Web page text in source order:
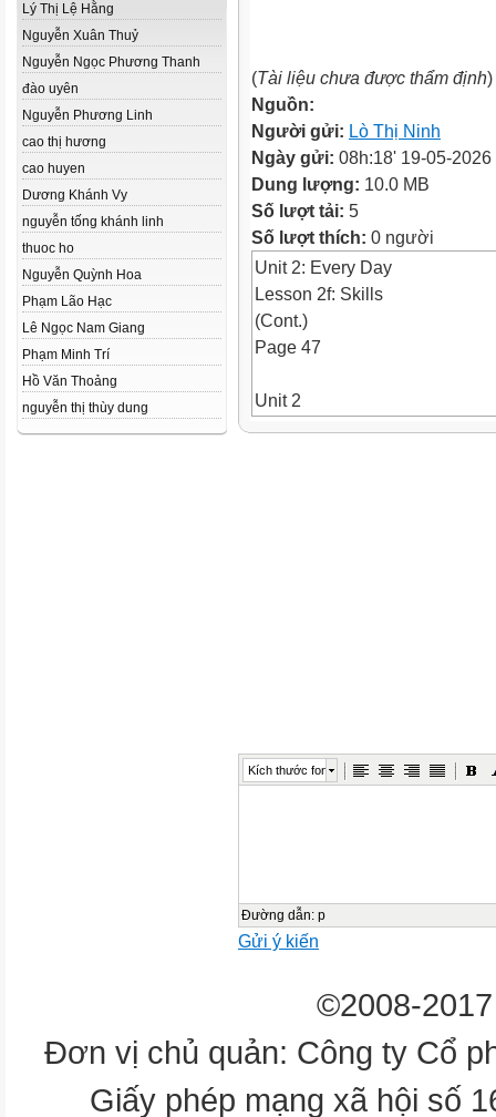
Lý Thị Lệ Hằng
Nguyễn Xuân Thuỷ
Nguyễn Ngọc Phương Thanh
đào uyên
Nguyễn Phương Linh
cao thị hương
cao huyen
Dương Khánh Vy
nguyễn tống khánh linh
thuoc ho
Nguyễn Quỳnh Hoa
Phạm Lão Hạc
Lê Ngọc Nam Giang
Phạm Minh Trí
Hồ Văn Thoảng
nguyễn thị thùy dung
(Tài liệu chưa được thẩm định)
Nguồn:
Người gửi: Lò Thị Ninh
Ngày gửi: 08h:18' 19-05-2026
Dung lượng: 10.0 MB
Số lượt tải: 5
Số lượt thích: 0 người
Unit 2: Every Day
Lesson 2f: Skills
(Cont.)
Page 47
Unit 2
1. go bowling
7. go shopping
8. hang out with friends
4. play football
Kích thước font
Đường dẫn: p
Gửi ý kiến
©2008-
Đơn vị chủ quản: Công ty Cổ
Giấy phép mạng xã hội số